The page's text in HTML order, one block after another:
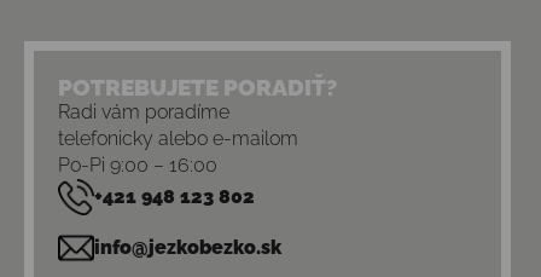
POTREBUJETE PORADIŤ?
Radi vám poradíme
telefonicky alebo e-mailom
Po-Pi 9:00 – 16:00
+421 948 123 802
info@jezkobezko.sk